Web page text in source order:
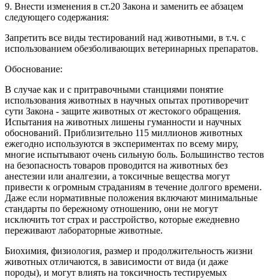
9. Внести изменения в ст.20 Закона и заменить ее абзацем
следующего содержания:
Запретить все виды тестирований над животными, в т.ч. с
использованием обезболивающих ветеринарных препаратов.
Обоснование:
В случае как и с притравочными станциями понятие
использования животных в научных опытах противоречит
сути Закона - защите животных от жестокого обращения.
Испытания на животных лишены гуманности и научных
обоснований. Приблизительно 115 миллионов животных
ежегодно используются в экспериментах по всему миру,
многие испытывают очень сильную боль. Большинство тестов
на безопасность товаров проводится на животных без
анестезии или аналгезии, а токсичные вещества могут
привести к огромным страданиям в течение долгого времени.
Даже если нормативные положения включают минимальные
стандарты по бережному отношению, они не могут
исключить тот страх и расстройство, которые ежедневно
переживают лабораторные животные.
Биохимия, физиология, размер и продолжительность жизни
животных отличаются, в зависимости от вида (и даже
породы), и могут влиять на токсичность тестируемых